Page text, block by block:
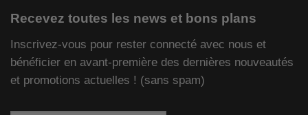
Recevez toutes les news et bons plans
Inscrivez-vous pour rester connecté avec nous et
bénéficier en avant-première des dernières nouveautés
et promotions actuelles ! (sans spam)